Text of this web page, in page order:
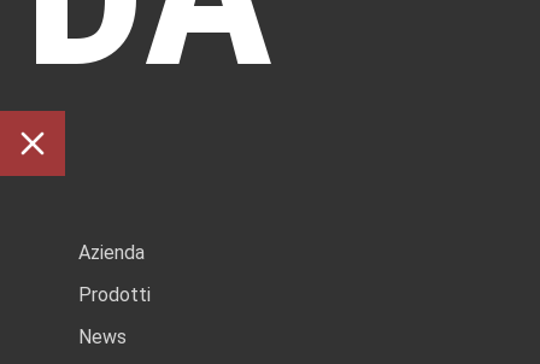
Azienda
Prodotti
News
75